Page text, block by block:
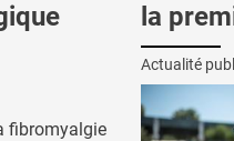
fibromyalgie
la
Actualité